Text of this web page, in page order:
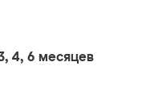
4, 6 месяцев